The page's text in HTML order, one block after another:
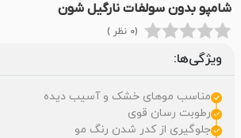
شامپو بدون سولفات نارگیل شون
(0 نظر )
ویژگی‌ها:
مناسب موهای خشک و آسیب دیده
رطوبت رسان قوی
جلوگیری از کدر شدن رنگ مو